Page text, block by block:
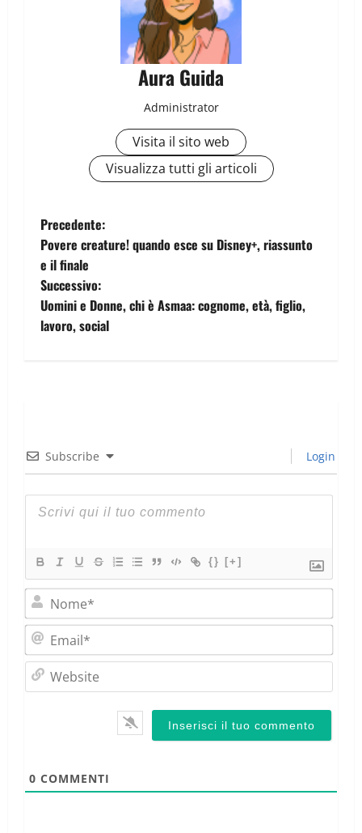
Aura Guida
Administrator
Visita il sito web
Visualizza tutti gli articoli
Precedente:
Povere creature! quando esce su Disney+, riassunto
e il finale
Successivo:
Uomini e Donne, chi è Asmaa: cognome, età, figlio,
lavoro, social
Subscribe Login
{} [+]
0 COMMENTI